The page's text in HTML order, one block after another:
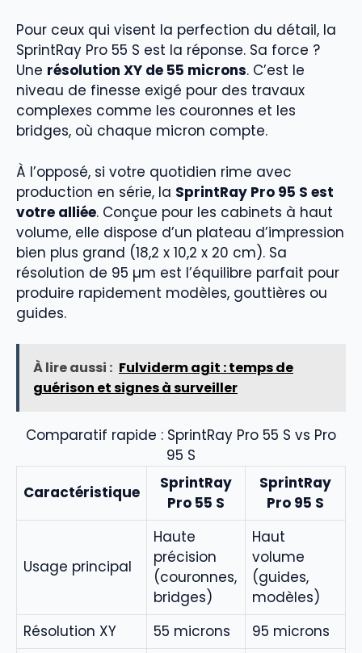
Pour ceux qui visent la perfection du détail, la
SprintRay Pro 55 S est la réponse. Sa force ?
Une résolution XY de 55 microns. C’est le
niveau de finesse exigé pour des travaux
complexes comme les couronnes et les
bridges, où chaque micron compte.
À l’opposé, si votre quotidien rime avec
production en série, la SprintRay Pro 95 S est
votre alliée. Conçue pour les cabinets à haut
volume, elle dispose d’un plateau d’impression
bien plus grand (18,2 x 10,2 x 20 cm). Sa
résolution de 95 µm est l’équilibre parfait pour
produire rapidement modèles, gouttières ou
guides.
À lire aussi : Fulviderm agit : temps de
guérison et signes à surveiller
Comparatif rapide : SprintRay Pro 55 S vs Pro
95 S
Caractéristique
SprintRay
Pro 55 S
SprintRay
Pro 95 S
Usage principal
Haute
précision
(couronnes,
bridges)
Haut
volume
(guides,
modèles)
Résolution XY
55 microns 95 microns